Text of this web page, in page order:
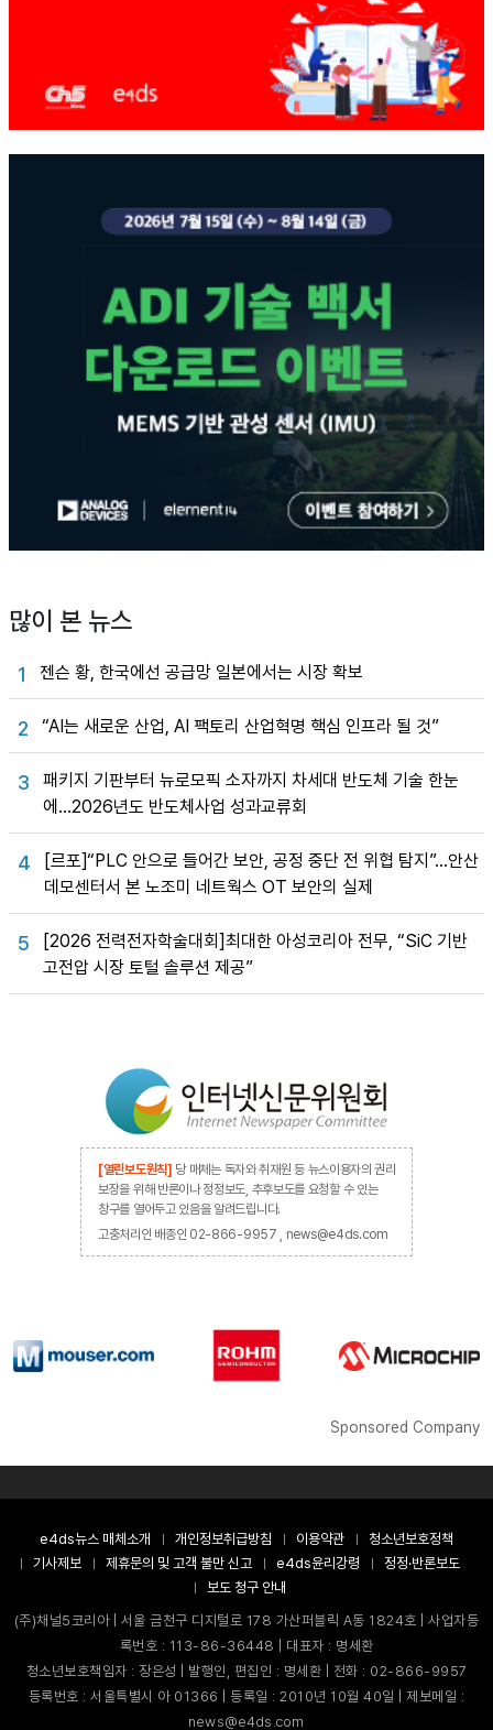
많이 본 뉴스
1 젠슨 황, 한국에선 공급망 일본에서는 시장 확보
2 “AI는 새로운 산업, AI 팩토리 산업혁명 핵심 인프라 될 것”
3
패키지 기판부터 뉴로모픽 소자까지 차세대 반도체 기술 한눈
에…2026년도 반도체사업 성과교류회
4
[르포]“PLC 안으로 들어간 보안, 공정 중단 전 위협 탐지”…안산
데모센터서 본 노조미 네트웍스 OT 보안의 실제
5
[2026 전력전자학술대회]최대한 아성코리아 전무, “SiC 기반
고전압 시장 토털 솔루션 제공”
[열린보도원칙] 당 매체는 독자와 취재원 등 뉴스이용자의 권리
보장을 위해 반론이나 정정보도, 추후보도를 요청할 수 있는
창구를 열어두고 있음을 알려드립니다.
고충처리인 배종인 02-866-9957 , news@e4ds.com
Sponsored Company
e4ds뉴스 매체소개 개인정보취급방침 이용약관
청소년보호정책
기사제보
제휴문의 및 고객 불만 신고 e4ds윤리강령
정정·반론보도
보도 청구 안내
(주)채널5코리아 | 서울 금천구 디지털로 178 가산퍼블릭 A동 1824호 | 사업자등
록번호 : 113-86-36448 | 대표자 : 명세환
청소년보호책임자 : 장은성 | 발행인, 편집인 : 명세환 | 전화 : 02-866-9957
등록번호 : 서울특별시 아 01366 | 등록일 : 2010년 10월 40일 | 제보메일 :
news@e4ds.com